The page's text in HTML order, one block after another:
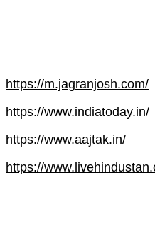
https://m.jagranjosh.com/
https://www.indiatoday.in/
https://www.aajtak.in/
https://